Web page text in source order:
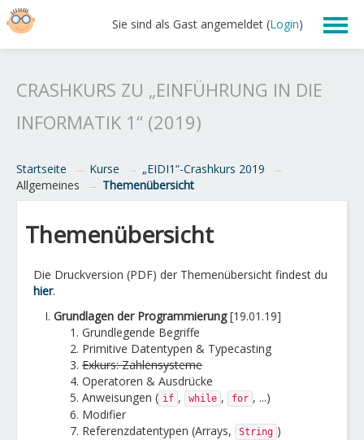
Sie sind als Gast angemeldet (Login)
CRASHKURS ZU „EINFÜHRUNG IN DIE
INFORMATIK 1“ (2019)
Startseite → Kurse → „EIDI1“-Crashkurs 2019
→
Allgemeines
→ Themenübersicht
Themenübersicht
Die Druckversion (PDF) der Themenübersicht findest du
hier.
Grundlagen der Programmierung[19.01.19]
Grundlegende Begriffe
Primitive Datentypen & Typecasting
Exkurs: Zahlensysteme
Operatoren & Ausdrücke
Anweisungen ( if , while , for , ...)
Modifier
Referenzdatentypen (Arrays,
String )